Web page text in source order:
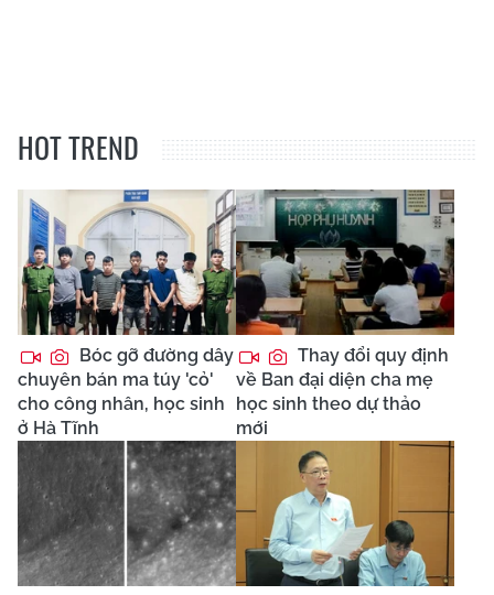
HOT TREND
Bóc gỡ đường dây
chuyên bán ma túy 'cỏ'
cho công nhân, học sinh
ở Hà Tĩnh
Thay đổi quy định
về Ban đại diện cha mẹ
học sinh theo dự thảo
mới